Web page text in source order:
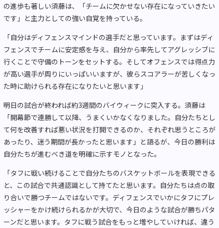
の進歩も著しい須藤は、「チームに欠かせない存在になっていきたい
です」と主力としての強い自覚を持っている。
「自分はディフェンスマインドの選手だと思っています。まずはディ
フェンスでチームに安定感を与え、自分から率先してアグレッシブに
行くことで守備のトーンをセットする。そしてオフェンスでは得点力
が高い選手が周りにいっぱいいますが、彼らスコアラーが苦しくなっ
た時に助けられる存在になりたいと思います」
明日の試合が終われば約3週間のバイウィークに突入する。須藤は
「開幕節で連勝して以降、うまくいかなくなりました。自分たちとし
て何を改善すれば悪い状況を打開できるのか、それぞれ思うところが
あったり、迷う期間が長かったと思います」と語るが、今日の勝利は
自分たちが進むべき道を明確に示すモノとなった。
「タフに戦い続けることで自分たちのバスケットボールを表現できる
と、この試合で共通認識として持てたと思います。自分たちは点の取
り合いで勝つチームではないです。ディフェンスでいかにタフにプレ
ッシャーをかけ続けられるかが大切で、今日のような試合が勝ちパタ
ーンだと思います。タフに戦う試合をもっと増やしていければ、違う